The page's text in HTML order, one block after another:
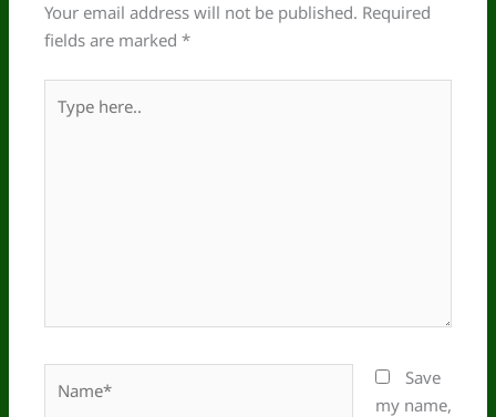
Your email address will not be published. Required
fields are marked*
here..
Save
my name,